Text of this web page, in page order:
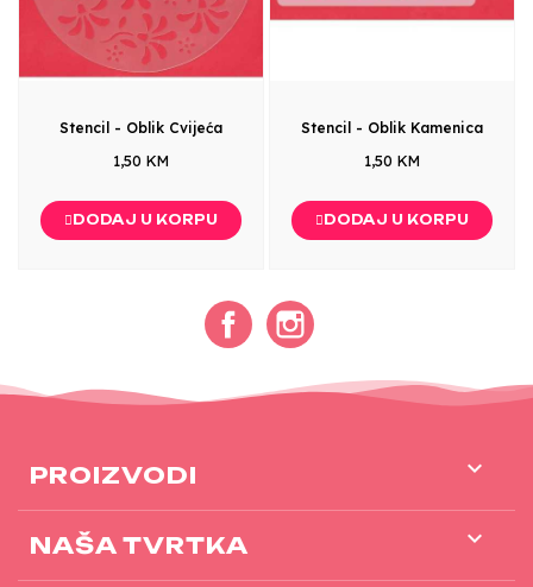
Stencil - Oblik Cvijeća
1,50 KM
DODAJ U KORPU
Stencil - Oblik Kamenica
1,50 KM
DODAJ U KORPU
Facebook
PROIZVODI 
NAŠA TVRTKA 